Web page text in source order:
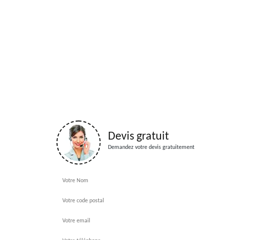
Devis gratuit
Demandez votre devis gratuitement